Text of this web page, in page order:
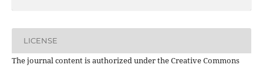
LICENSE
The journal content is authorized under the Creative Commons